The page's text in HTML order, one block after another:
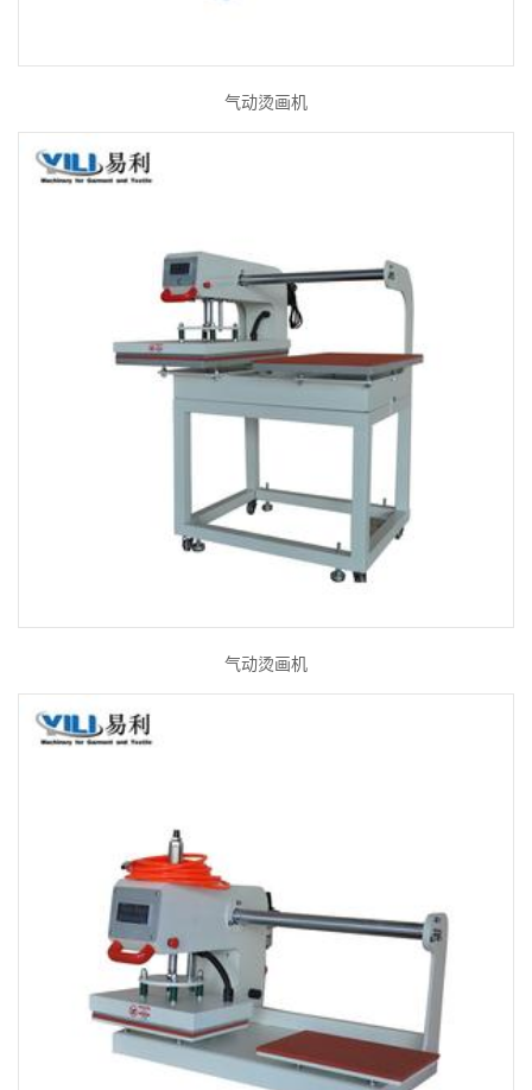
气动烫画机
气动烫画机